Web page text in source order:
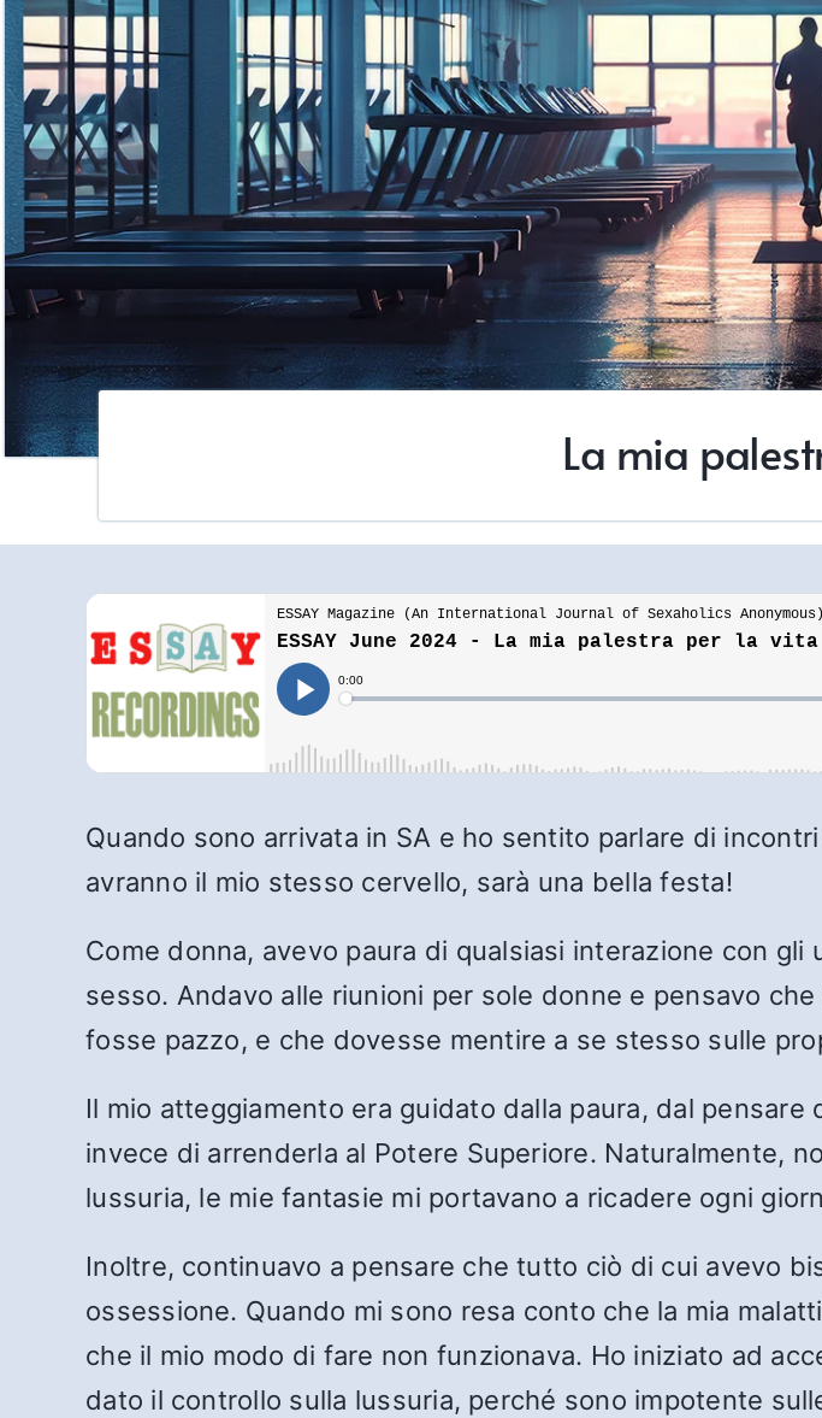
La mia
Quando sono arrivata in SA e ho sentito parlare di
avranno il mio stesso cervello, sarà una bella festa!
Come donna, avevo paura di qualsiasi interazione con gli
sesso. Andavo alle riunioni per sole donne e pensavo
fosse pazzo, e che dovesse mentire a se stesso sulle
Il mio atteggiamento era guidato dalla paura, dal
invece di arrenderla al Potere Superiore. Naturalmente,
lussuria, le mie fantasie mi portavano a ricadere ogni
Inoltre, continuavo a pensare che tutto ciò di cui avevo
ossessione. Quando mi sono resa conto che la mia
che il mio modo di fare non funzionava. Ho iniziato ad
dato il controllo sulla lussuria, perché sono impotente